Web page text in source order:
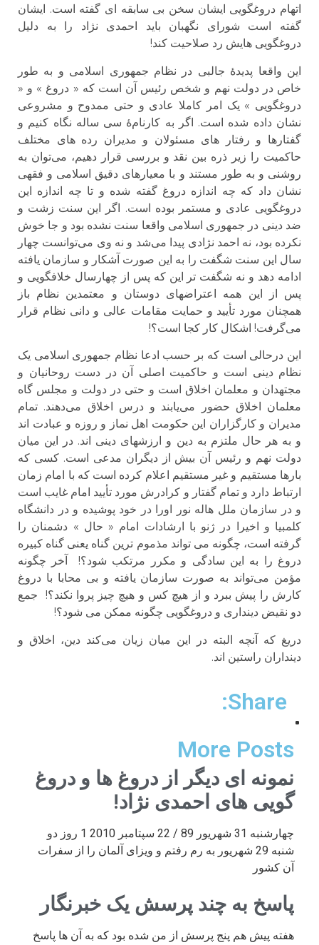
اتهام دروغگویی ایشان سخن بی سابقه ای گفته است. ایشان
گفته است شورای نگهبان باید احمدی نژاد را به دلیل
دروغگویی هایش رد صلاحیت کند!
این واقعا پدید‌‌هٔ جالبی در نظام جمهوری اسلامی و به طور
خاص در دولت نهم و شخص رئیس آن است که « دروغ » و «
دروغگویی » یک امر کاملا عادی و حتی ممدوح و مشروعی
نشان داده شده است. اگر به کارنام‌‌هٔ سی ساله نگاه کنیم و
گفتارها و رفتار های مسئولان و مدیران رده های مختلف
حاکمیت را زیر ذره بین نقد و بررسی قرار دهیم، می‌توان به
روشنی و به طور مستند و با معیارهای دقیق اسلامی و فقهی
نشان داد که چه اندازه دروغ گفته شده و تا چه اندازه این
دروغگویی عادی و مستمر بوده است. اگر این سنت زشت و
ضد دینی در جمهوری اسلامی واقعا سنت نشده بود و جا خوش
نکرده بود، نه احمد نژادی پیدا می‌‌شد و نه وی می‌‌توانست چهار
سال این سنت شگفت را به این صورت آشکار و سازمان یافته
ادامه دهد و نه شگفت تر این که پس از چهارسال خلافگویی و
پس از این همه اعتراضهای دوستان و معتمدین نظام باز
همچنان مورد تأیید و حمایت مقامات عالی و دانی نظام قرار
می‌‌گرفت! اشکال کار کجا است؟!
این درحالی است که بر حسب ادعا نظام جمهوری اسلامی یک
نظام دینی است و حاکمیت اصلی آن در دست روحانیان و
مجتهدان و معلمان اخلاق است و حتی در دولت و مجلس گاه
معلمان اخلاق حضور می‌‌یابند و درس اخلاق می‌‌دهند. تمام
مدیران و کارگزاران این حکومت اهل نماز و روزه و عبادت اند
و به هر حال ملتزم به دین و ارزشهای دینی اند. در این میان
دولت نهم و رئیس آن بیش از دیگران مدعی است. کسی که
بارها مستقیم و غیر مستقیم اعلام کرده است که با امام زمان
ارتباط دارد و تمام گفتار و کرادرش مورد تأیید امام غایب است
و در سازمان ملل هاله نور اورا در خود پوشیده و در دانشگاه
کلمبیا و اخیرا در ژنو با ارشادات امام « حال » دشمنان را
گرفته است، چگونه می تواند مذموم ترین گناه یعنی گناه کبیره
دروغ را به این سادگی و مکرر مرتکب شود؟! آخر چگونه
مؤمن می‌‌تواند به صورت سازمان یافته و بی محابا با دروغ
کارش را پیش ببرد و از هیچ کس و هیچ چیز پروا نکند؟! جمع
دو نقیض دینداری و دروغگویی چگونه ممکن می شود؟!
دریغ که آنچه البته در این میان زیان می‌‌کند دین، اخلاق و
دینداران راستین اند.
Share:
More Posts
نمونه ای دیگر از دروغ ها و دروغ
گویی های احمدی نژاد!
چهارشنبه 31 شهریور 89 / 22 سپتامبر 2010 1 روز دو
شنبه 29 شهریور به رم رفتم و ویزای آلمان را از سفرات
آن کشور
پاسخ به چند پرسش یک خبرنگار
هفته پیش هم پنج پرسش از من شده بود که به آن ها پاسخ